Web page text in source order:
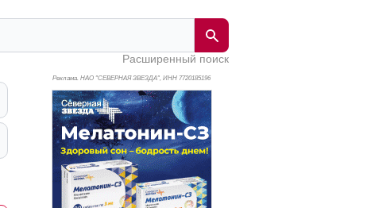
Расширенный поиск
Реклама. НАО "СЕВЕРНАЯ ЗВЕЗДА", ИНН 7720185196